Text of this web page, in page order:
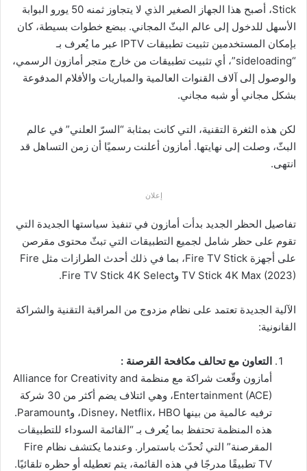
Stick، أصبح هذا الجهاز الصغير الذي لا يتجاوز ثمنه 50 يورو البوابة
الأسهل للدخول إلى عالم البثّ المجاني. ببضع خطوات بسيطة، كان
بإمكان المستخدمين تثبيت تطبيقات IPTV عبر ما يُعرف بـ
“sideloading”، أي تثبيت تطبيقات من خارج متجر أمازون الرسمي،
والوصول إلى آلاف القنوات العالمية والمباريات والأفلام المدفوعة
بشكل مجاني أو شبه مجاني.
لكن هذه الثغرة التقنية، التي كانت بمثابة “السرّ العلني” في عالم
البثّ، وصلت إلى نهايتها. أمازون أعلنت رسميًا أن زمن التساهل قد
انتهى.
إعلان
تفاصيل الحظر الجديد بدأت أمازون في تنفيذ سياستها الجديدة التي
تقوم على حظر شامل لجميع التطبيقات التي تبثّ محتوى مقرصن
على أجهزة Fire TV Stick، بما في ذلك أحدث الطرازات مثل Fire
TV Stick 4K Max (2023) وFire TV Stick 4K Select.
الآلية الجديدة تعتمد على نظام مزدوج من المراقبة التقنية والشراكة
القانونية:
التعاون مع تحالف مكافحة القرصنة :
أمازون وقّعت شراكة مع منظمة Alliance for Creativity and
Entertainment (ACE)، وهي ائتلاف يضم أكثر من 30 شركة
ترفيه عالمية من بينها Disney، Netflix، HBO، وParamount.
هذه المنظمة تحتفظ بما يُعرف بـ “القائمة السوداء للتطبيقات
المقرصنة” التي تُحدّث باستمرار. وعندما يكتشف نظام Fire
TV تطبيقًا مدرجًا في هذه القائمة، يتم تعطيله أو حظره تلقائيًا.